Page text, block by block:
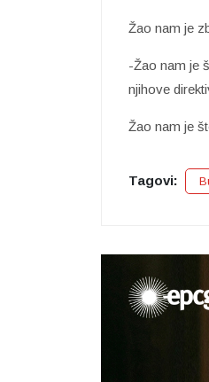
Žao nam je
-Žao nam je
njihove
Žao nam je
Tagovi: